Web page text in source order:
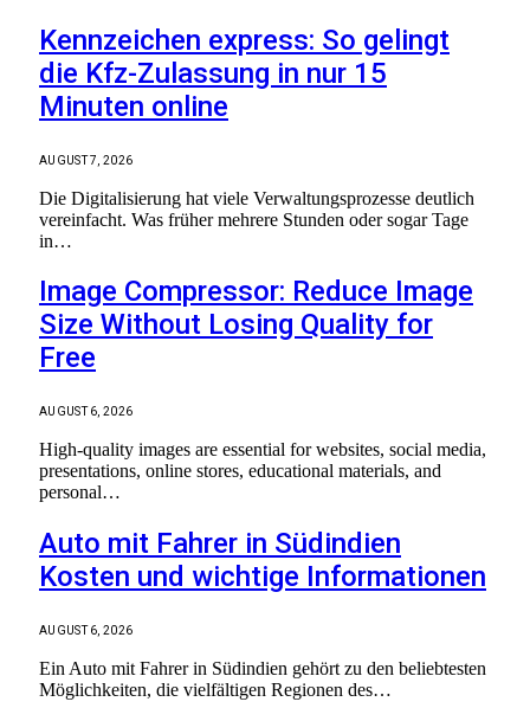
Kennzeichen express: So gelingt
die Kfz-Zulassung in nur 15
Minuten online
AUGUST 7, 2026
Die Digitalisierung hat viele Verwaltungsprozesse deutlich
vereinfacht. Was früher mehrere Stunden oder sogar Tage
in…
Image Compressor: Reduce Image
Size Without Losing Quality for
Free
AUGUST 6, 2026
High-quality images are essential for websites, social media,
presentations, online stores, educational materials, and
personal…
Auto mit Fahrer in Südindien
Kosten und wichtige Informationen
AUGUST 6, 2026
Ein Auto mit Fahrer in Südindien gehört zu den beliebtesten
Möglichkeiten, die vielfältigen Regionen des…